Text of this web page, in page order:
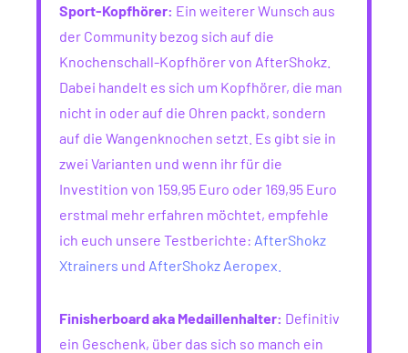
Sport-Kopfhörer: Ein weiterer Wunsch aus
der Community bezog sich auf die
Knochenschall-Kopfhörer von AfterShokz.
Dabei handelt es sich um Kopfhörer, die man
nicht in oder auf die Ohren packt, sondern
auf die Wangenknochen setzt. Es gibt sie in
zwei Varianten und wenn ihr für die
Investition von 159,95 Euro oder 169,95 Euro
erstmal mehr erfahren möchtet, empfehle
ich euch unsere Testberichte: AfterShokz
Xtrainers und AfterShokz Aeropex.
Finisherboard aka Medaillenhalter: Definitiv
ein Geschenk, über das sich so manch ein